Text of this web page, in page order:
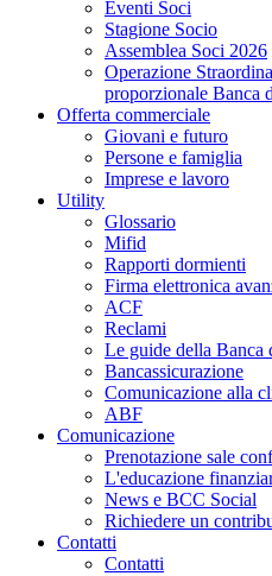
Eventi Soci
Stagione Socio
Assemblea Soci 2026
Operazione
proporzionale Banca
Offerta commerciale
Giovani e futuro
Persone e famiglia
Imprese e lavoro
Utility
Glossario
Mifid
Rapporti dormienti
Firma elettronica
ACF
Reclami
Le guide della Banca
Bancassicurazione
Comunicazione alla
ABF
Comunicazione
Prenotazione sale
L'educazione
News e BCC Social
Richiedere un
Contatti
Contatti